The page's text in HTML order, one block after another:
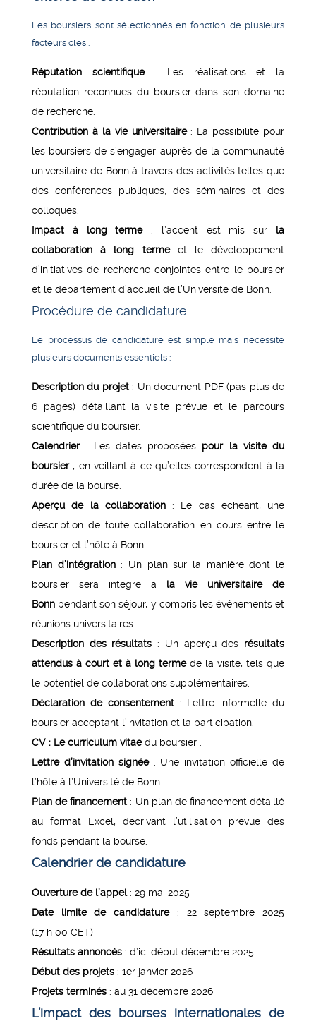
Les boursiers sont sélectionnés en fonction de plusieurs
facteurs clés :
Réputation scientifique: Les réalisations et la
réputation reconnues du boursier dans son domaine
de recherche.
Contribution à la vie universitaire: La possibilité pour
les boursiers de s’engager auprès de la communauté
universitaire de Bonn à travers des activités telles que
des conférences publiques, des séminaires et des
colloques.
Impact à long terme: l’accent est mis sur la
collaboration à long termeet le développement
d’initiatives de recherche conjointes entre le boursier
et le département d’accueil de l’Université de Bonn.
Procédure de candidature
Le processus de candidature est simple mais nécessite
plusieurs documents essentiels :
Description du projet: Un document PDF (pas plus de
6 pages) détaillant la visite prévue et le parcours
scientifique du boursier.
Calendrier: Les dates proposées pour la visite du
boursier, en veillant à ce qu’elles correspondent à la
durée de la bourse.
Aperçu de la collaboration: Le cas échéant, une
description de toute collaboration en cours entre le
boursier et l’hôte à Bonn.
Plan d’intégration: Un plan sur la manière dont le
boursier sera intégré à la vie universitaire de
Bonn pendant son séjour, y compris les événements et
réunions universitaires.
Description des résultats : Un aperçu des résultats
attendus à court et à long termede la visite, tels que
le potentiel de collaborations supplémentaires.
Déclaration de consentement: Lettre informelle du
boursier acceptant l’invitation et la participation.
CV : Lecurriculum vitaedu boursier .
Lettre d’invitation signée: Une invitation officielle de
l’hôte à l’Université de Bonn.
Plan de financement : Un plan de financement détaillé
au format Excel, décrivant l’utilisation prévue des
fonds pendant la bourse.
Calendrier de candidature
Ouverture de l’appel: 29 mai 2025
Date limite de candidature: 22 septembre 2025
(17 h 00 CET)
Résultats annoncés : d’ici début décembre 2025
Début des projets : 1er janvier 2026
Projets terminés : au 31 décembre 2026
L’impact des bourses internationales de